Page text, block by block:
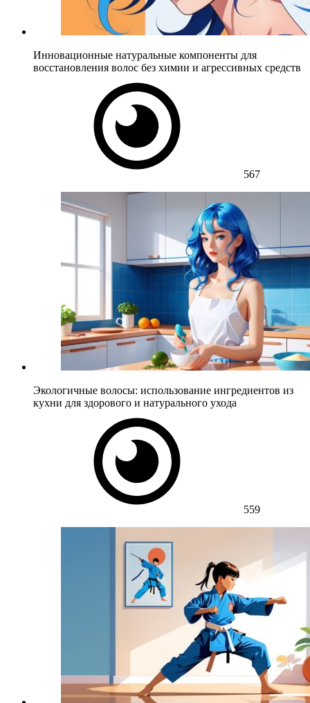
Инновационные натуральные компоненты для
восстановления волос без химии и агрессивных средств
567
Экологичные волосы: использование ингредиентов из
кухни для здорового и натурального ухода
559